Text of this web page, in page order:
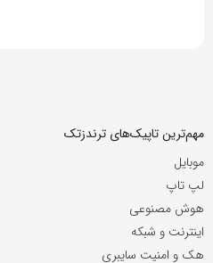
مهم‌ترین تاپیک‌های ترندزتک
موبایل
لپ تاپ
هوش مصنوعی
اینترنت و شبکه
هک و امنیت سایبری